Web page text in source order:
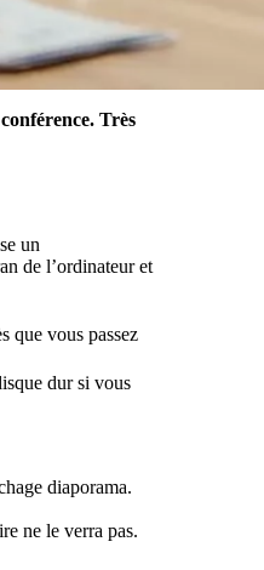
Très
un
de l’ordinateur et
que vous passez
dur si vous
diaporama.
ne le verra pas.